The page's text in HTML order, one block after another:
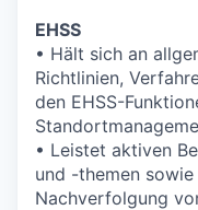
EHSS
• Hält sich an
Richtlinien,
den EHSS-
• Leistet aktiven
und -themen
Nachverfolgung